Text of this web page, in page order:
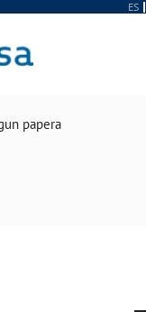
ES
papera